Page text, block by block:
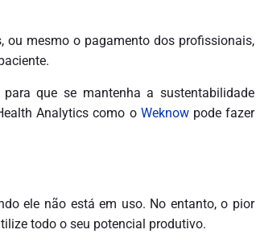
ou mesmo o pagamento dos profissionais,
que se mantenha a sustentabilidade
Analytics como o Weknowpode fazer
ele não está em uso. No entanto, o pior
todo o seu potencial produtivo.